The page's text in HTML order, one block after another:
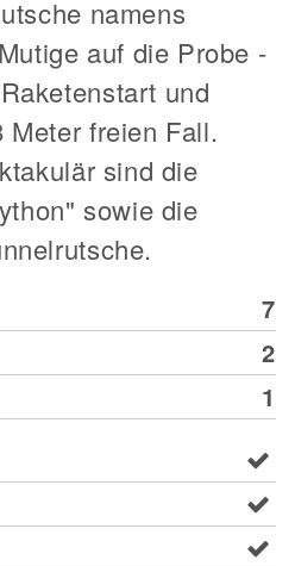
namens
auf die Probe -
und
Meter freien Fall.
sind die
sowie die
7
2
1